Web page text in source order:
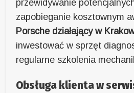
przewidywanie
zapobieganie kosztownym
Porsche działający w
inwestować w sprzęt
regularne szkolenia
Obsługa klienta w